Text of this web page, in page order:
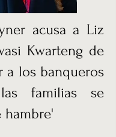
acusa a Liz
Kwarteng de
a los banqueros
familias se
hambre'